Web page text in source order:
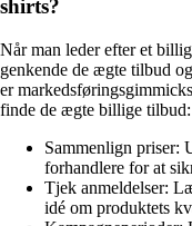
shirts?
Når man leder efter et
genkende de ægte tilbud
er
finde de ægte billige tilbud:
Sammenlign priser:
forhandlere for at
Tjek anmeldelser:
idé om produktets